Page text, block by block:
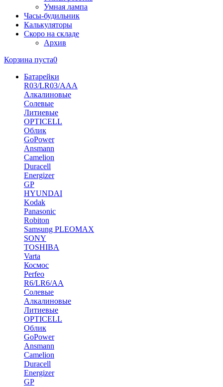
Умная лампа
Часы-будильник
Калькуляторы
Скоро на складе
Архив
Корзина пуста0
Батарейки
R03/LR03/AAA
Алкалиновые
Солевые
Литиевые
OPTICELL
Облик
GoPower
Ansmann
Camelion
Duracell
Energizer
GP
HYUNDAI
Kodak
Panasonic
Robiton
Samsung PLEOMAX
SONY
TOSHIBA
Varta
Космос
Perfeo
R6/LR6/AA
Солевые
Алкалиновые
Литиевые
OPTICELL
Облик
GoPower
Ansmann
Camelion
Duracell
Energizer
GP